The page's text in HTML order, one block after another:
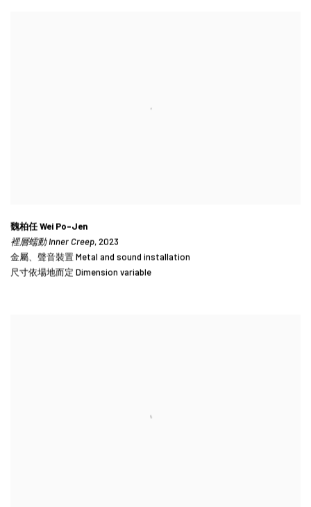
魏柏任 Wei Po-Jen
裡層蠕動 Inner Creep, 2023
金屬、聲音裝置 Metal and sound installation
尺寸依場地而定 Dimension variable